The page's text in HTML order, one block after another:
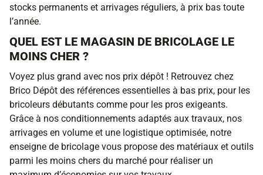
stocks permanents et arrivages réguliers, à prix bas toute
l’année.
QUEL EST LE MAGASIN DE BRICOLAGE LE
MOINS CHER ?
Voyez plus grand avec nos prix dépôt ! Retrouvez chez
Brico Dépôt des références essentielles à bas prix, pour les
bricoleurs débutants comme pour les pros exigeants.
Grâce à nos conditionnements adaptés aux travaux, nos
arrivages en volume et une logistique optimisée, notre
enseigne de bricolage vous propose des matériaux et outils
parmi les moins chers du marché pour réaliser un